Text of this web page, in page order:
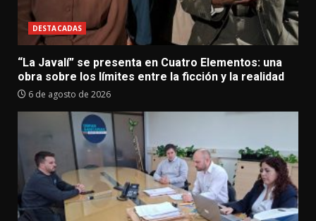
DESTACADAS
“La Javalí” se presenta en Cuatro Elementos: una
obra sobre los límites entre la ficción y la realidad
6 de agosto de 2026